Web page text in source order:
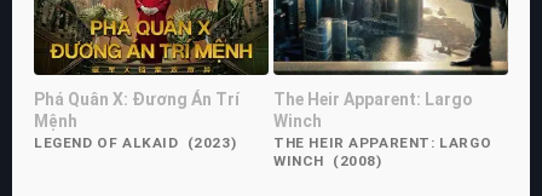
Phá Quân X: Đương Án Trí
Mệnh
LEGEND OF ALKAID (2023)
The Heir Apparent: Largo
Winch
THE HEIR APPARENT: LARGO
WINCH (2008)